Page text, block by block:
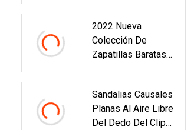
Las Mujeres De
Las Sandalias
2022 Nueva
Colección De
Zapatillas Baratas
PU Personalizada
Sandalias Causales
Planas Al Aire Libre
Del Dedo Del Clip